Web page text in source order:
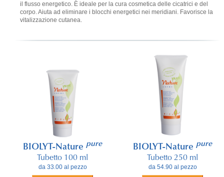
il flusso energetico. È ideale per la cura cosmetica delle cicatrici e del
corpo. Aiuta ad eliminare i blocchi energetici nei meridiani. Favorisce la
vitalizzazione cutanea.
BIOLYT-Nature pure
Tubetto 100 ml
da 33.00 al pezzo
BIOLYT-Nature pure
Tubetto 250 ml
da 54.90 al pezzo